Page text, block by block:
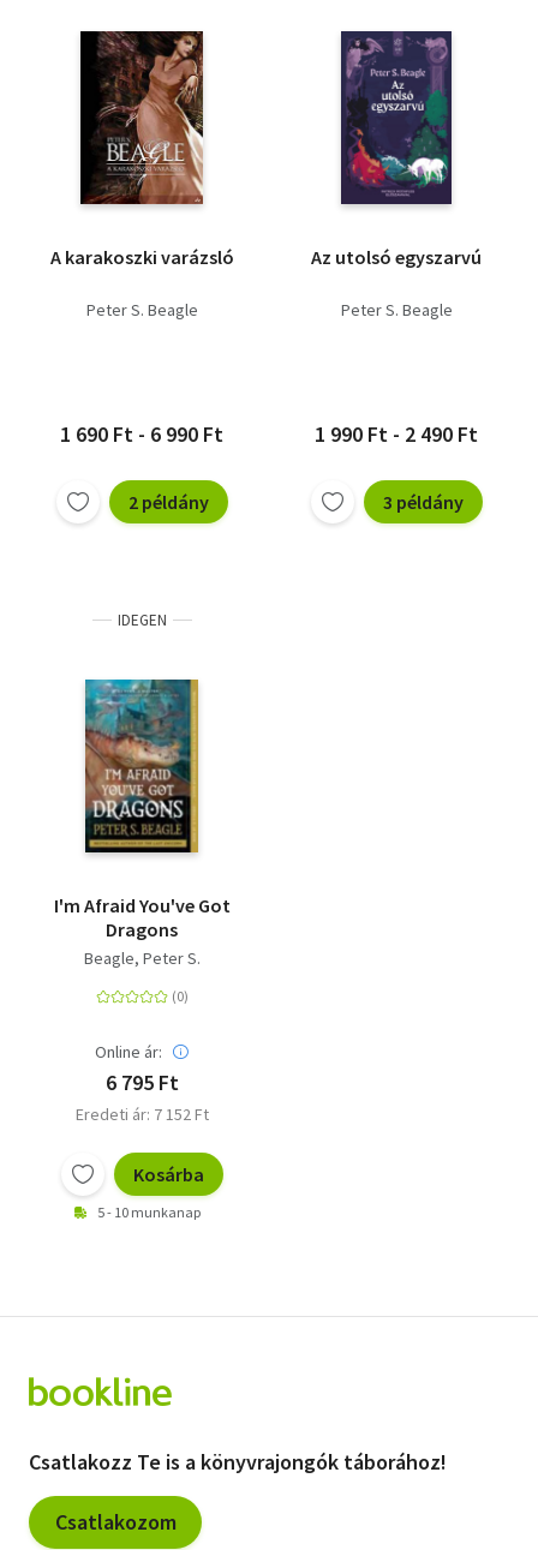
A karakoszki varázsló
Peter S. Beagle
1 690 Ft - 6 990 Ft
2 példány
Az utolsó egyszarvú
Peter S. Beagle
1 990 Ft - 2 490 Ft
3 példány
IDEGEN
I'm Afraid You've Got
Dragons
Beagle, Peter S.
Online ár:
6 795 Ft
Eredeti ár: 7 152 Ft
Kosárba
5 - 10 munkanap
Csatlakozz Te is a könyvrajongók táborához!
Csatlakozom